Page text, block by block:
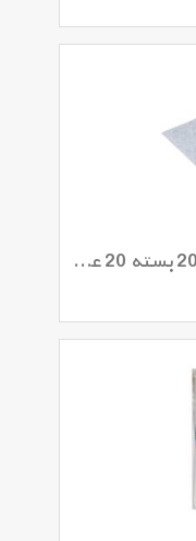
پلاستیک ضربه گیر سایز 20*20 بسته 20 عددی